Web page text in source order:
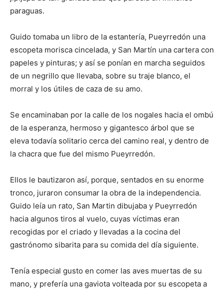
paraguas.
Guido tomaba un libro de la estantería, Pueyrredón una
escopeta morisca cincelada, y San Martín una cartera con
papeles y pinturas; y así se ponían en marcha seguidos
de un negrillo que llevaba, sobre su traje blanco, el
morral y los útiles de caza de su amo.
Se encaminaban por la calle de los nogales hacia el ombú
de la esperanza, hermoso y gigantesco árbol que se
eleva todavía solitario cerca del camino real, y dentro de
la chacra que fue del mismo Pueyrredón.
Ellos le bautizaron así, porque, sentados en su enorme
tronco, juraron consumar la obra de la independencia.
Guido leía un rato, San Martin dibujaba y Pueyrredón
hacia algunos tiros al vuelo, cuyas víctimas eran
recogidas por el criado y llevadas a la cocina del
gastrónomo sibarita para su comida del día siguiente.
Tenía especial gusto en comer las aves muertas de su
mano, y prefería una gaviota volteada por su escopeta a